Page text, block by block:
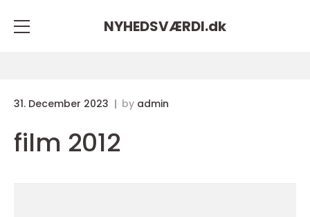
NYHEDSVÆRDI.dk
31. December 2023 by admin
film 2012